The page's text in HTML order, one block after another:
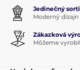
Jedinečný
Moderný
Zákazková
Môžeme